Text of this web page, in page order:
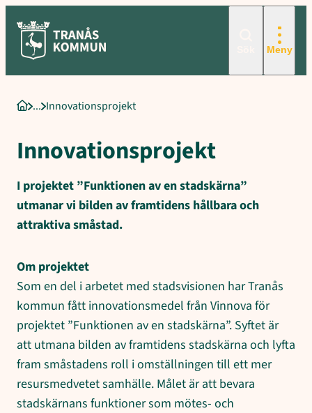
innehåll
Meny
StartsidaInnovationsprojekt
Innovationsprojekt
I projektet ”Funktionen av en stadskärna”
utmanar vi bilden av framtidens hållbara och
attraktiva småstad.
Om projektet
Som en del i arbetet med stadsvisionen har Tranås
kommun fått innovationsmedel från Vinnova för
projektet ”Funktionen av en stadskärna”. Syftet är
att utmana bilden av framtidens stadskärna och lyfta
fram småstadens roll i omställningen till ett mer
resursmedvetet samhälle. Målet är att bevara
stadskärnans funktioner som mötes- och